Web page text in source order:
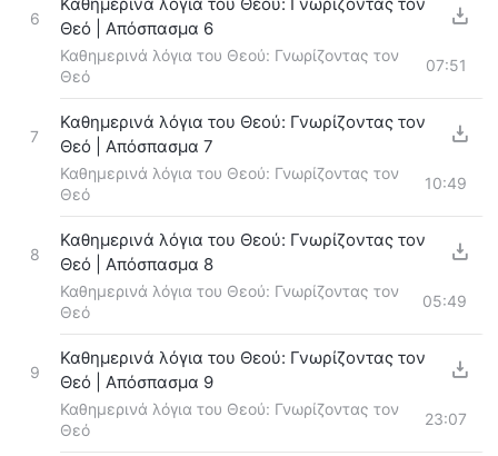
6
Θεό | Απόσπασμα 6
Καθημερινά λόγια του Θεού: Γνωρίζοντας τον
Θεό
07:51
7
Καθημερινά λόγια του Θεού: Γνωρίζοντας τον
Θεό | Απόσπασμα 7
Καθημερινά λόγια του Θεού: Γνωρίζοντας τον
Θεό
10:49
8
Καθημερινά λόγια του Θεού: Γνωρίζοντας τον
Θεό | Απόσπασμα 8
Καθημερινά λόγια του Θεού: Γνωρίζοντας τον
Θεό
05:49
9
Καθημερινά λόγια του Θεού: Γνωρίζοντας τον
Θεό | Απόσπασμα 9
Καθημερινά λόγια του Θεού: Γνωρίζοντας τον
Θεό
23:07